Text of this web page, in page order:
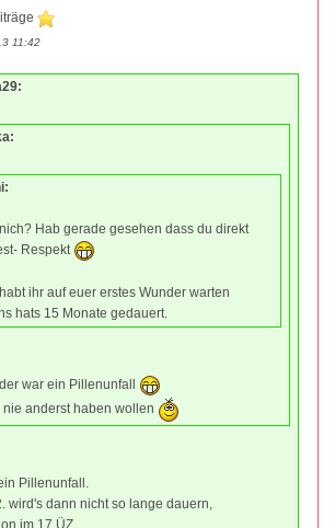
11:42
Hab gerade gesehen dass du direkt
Respekt
ihr auf euer erstes Wunder warten
hats 15 Monate gedauert.
war ein Pillenunfall
anderst haben wollen
Pillenunfall.
wird's dann nicht so lange dauern,